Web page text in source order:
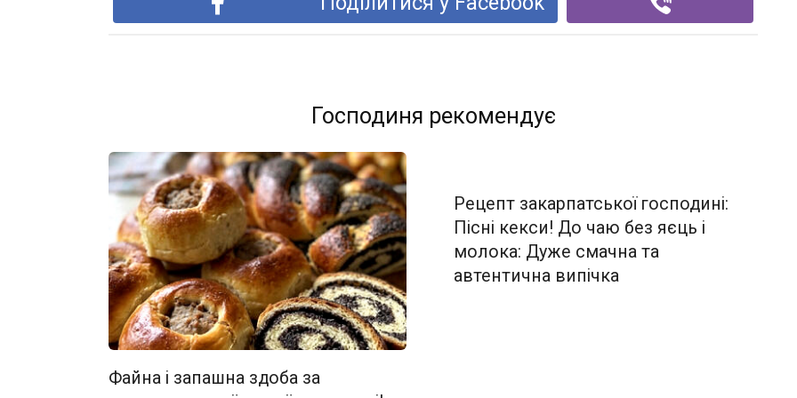
Господиня рекомендує
Файна і запашна здоба за
Рецепт закарпатської господині:
Пісні кекси! До чаю без яєць і
молока: Дуже смачна та
автентична випічка